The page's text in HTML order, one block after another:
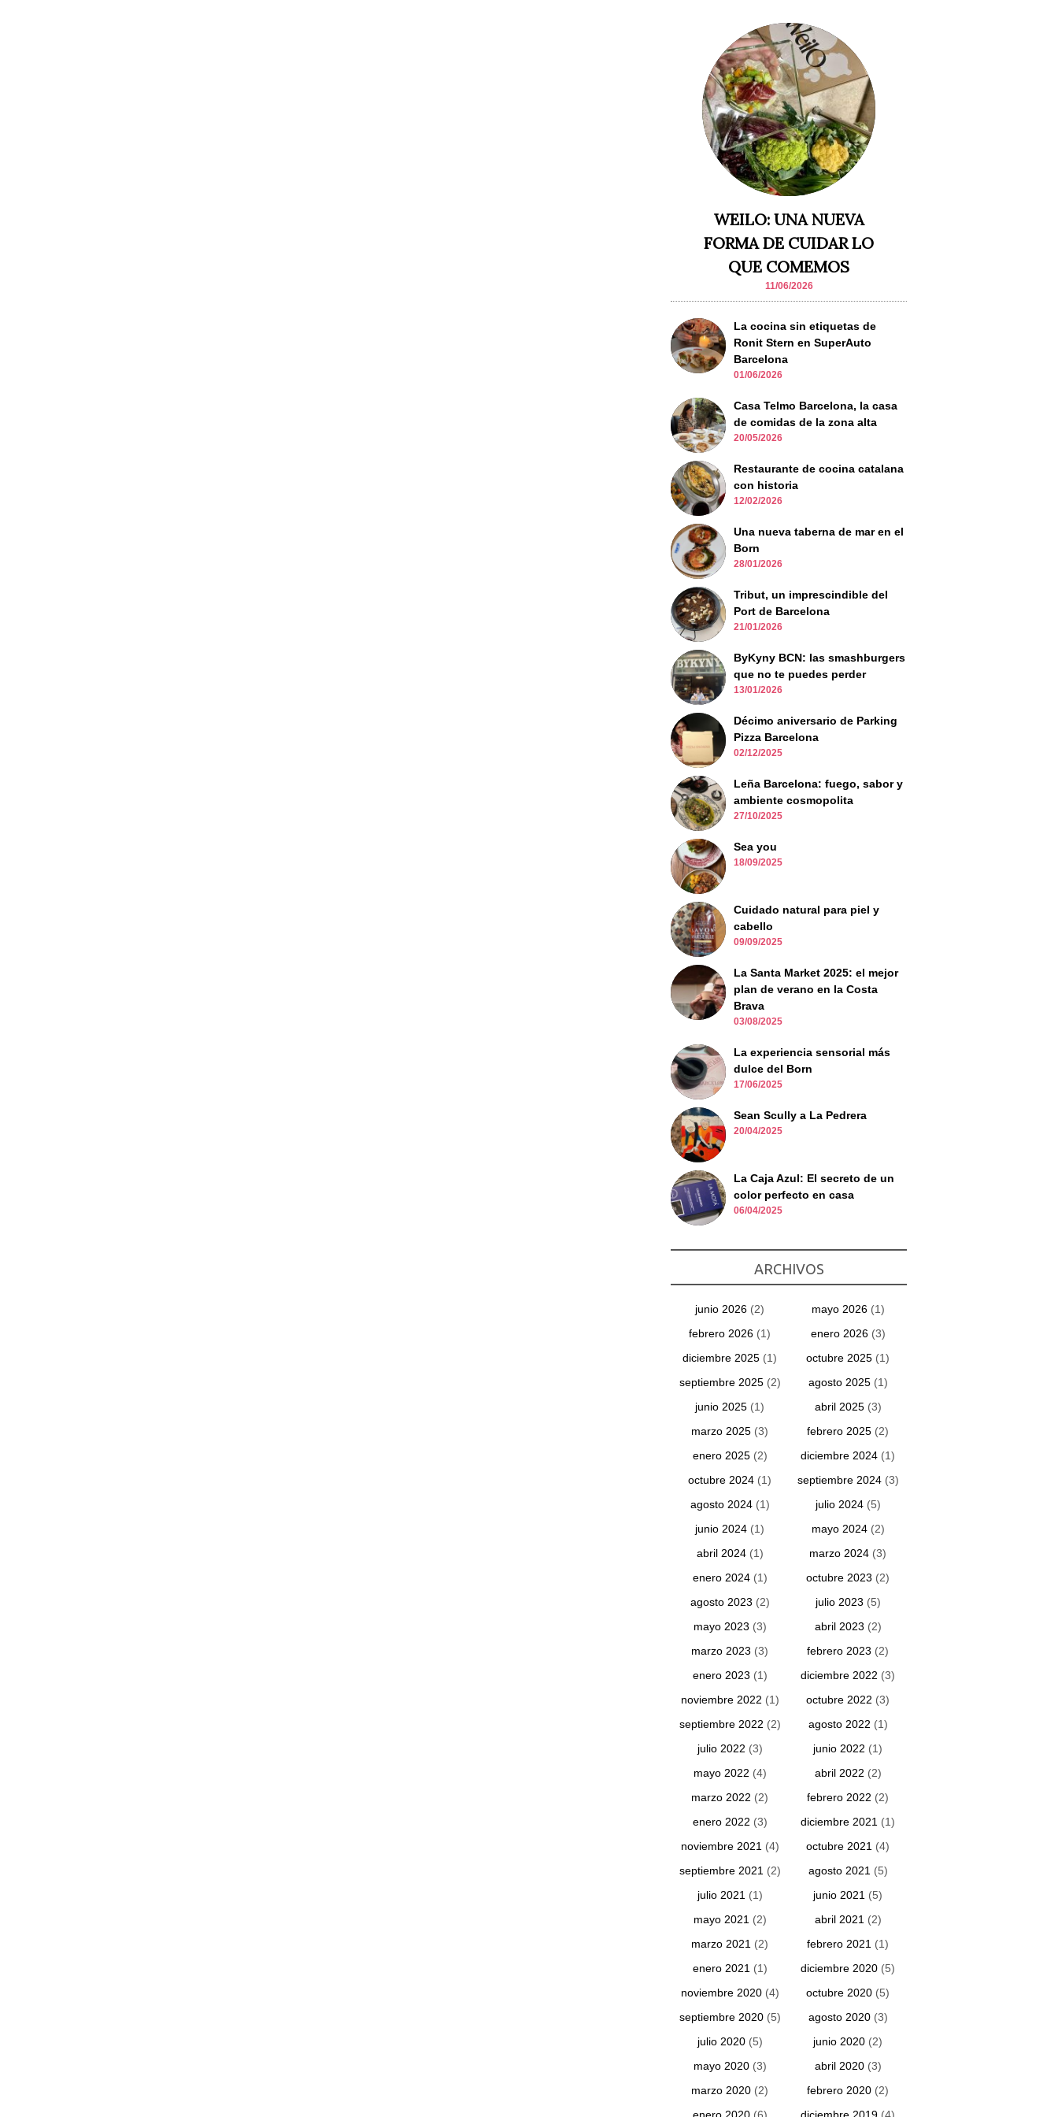
WEILO: UNA NUEVA
FORMA DE CUIDAR LO
QUE COMEMOS
11/06/2026
La cocina sin etiquetas de
Ronit Stern en SuperAuto
Barcelona
01/06/2026
Casa Telmo Barcelona, la casa
de comidas de la zona alta
20/05/2026
Restaurante de cocina catalana
con historia
12/02/2026
Una nueva taberna de mar en el
Born
28/01/2026
Tribut, un imprescindible del
Port de Barcelona
21/01/2026
ByKyny BCN: las smashburgers
que no te puedes perder
13/01/2026
Décimo aniversario de Parking
Pizza Barcelona
02/12/2025
Leña Barcelona: fuego, sabor y
ambiente cosmopolita
27/10/2025
Sea you
18/09/2025
Cuidado natural para piel y
cabello
09/09/2025
La Santa Market 2025: el mejor
plan de verano en la Costa
Brava
03/08/2025
La experiencia sensorial más
dulce del Born
17/06/2025
Sean Scully a La Pedrera
20/04/2025
La Caja Azul: El secreto de un
color perfecto en casa
06/04/2025
ARCHIVOS
junio 2026 (2) mayo 2026(1)
febrero 2026 (1) enero 2026(3)
diciembre 2025 (1) octubre 2025 (1)
septiembre 2025(2) agosto 2025(1)
junio 2025 (1) abril 2025(3)
marzo 2025 (3) febrero 2025 (2)
enero 2025(2) diciembre 2024 (1)
octubre 2024 (1) septiembre 2024(3)
agosto 2024(1) julio 2024(5)
junio 2024 (1) mayo 2024(2)
abril 2024(1) marzo 2024 (3)
enero 2024(1) octubre 2023 (2)
agosto 2023 (2) julio 2023 (5)
mayo 2023 (3) abril 2023 (2)
marzo 2023 (3) febrero 2023 (2)
enero 2023 (1) diciembre 2022 (3)
noviembre 2022 (1) octubre 2022 (3)
septiembre 2022 (2) agosto 2022 (1)
julio 2022 (3) junio 2022 (1)
mayo 2022 (4) abril 2022 (2)
marzo 2022 (2) febrero 2022 (2)
enero 2022 (3) diciembre 2021 (1)
noviembre 2021 (4) octubre 2021 (4)
septiembre 2021 (2) agosto 2021 (5)
julio 2021 (1) junio 2021 (5)
mayo 2021 (2) abril 2021 (2)
marzo 2021 (2) febrero 2021 (1)
enero 2021 (1) diciembre 2020 (5)
noviembre 2020(4) octubre 2020 (5)
septiembre 2020(5) agosto 2020(3)
julio 2020(5) junio 2020 (2)
mayo 2020(3) abril 2020(3)
marzo 2020 (2) febrero 2020 (2)